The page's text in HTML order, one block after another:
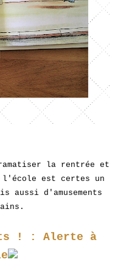
la rentrée et
l'école est certes un
aussi d'amusements
! : Alerte à